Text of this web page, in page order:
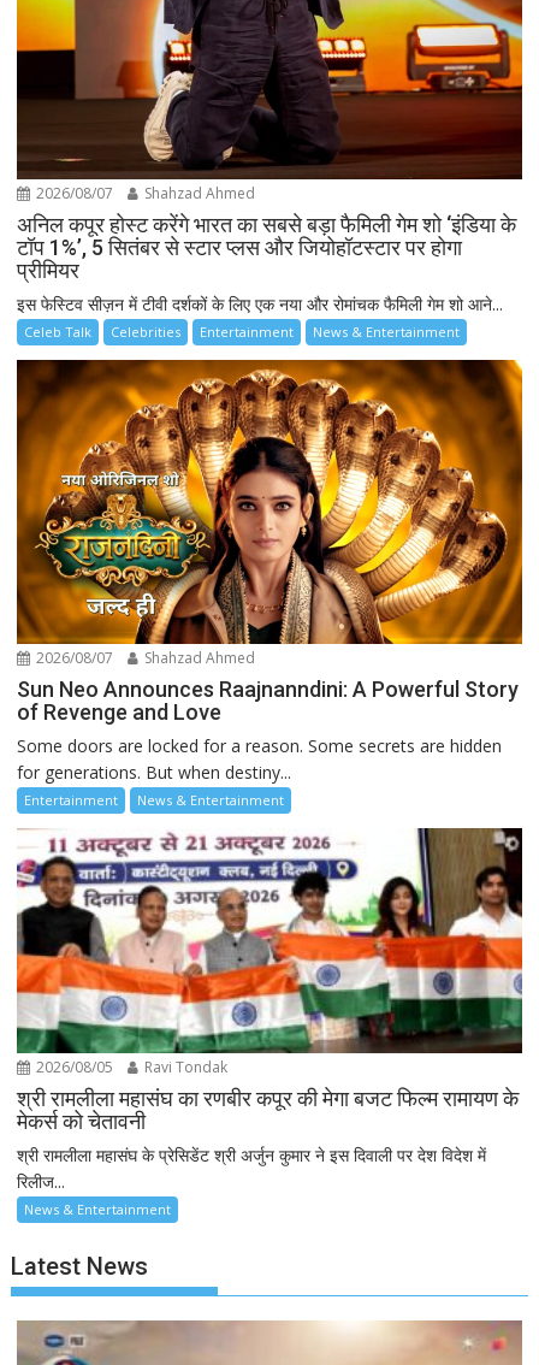
2026/08/07 Shahzad Ahmed
अनिल कपूर होस्ट करेंगे भारत का सबसे बड़ा फैमिली गेम शो ‘इंडिया के
टॉप 1%’, 5 सितंबर से स्टार प्लस और जियोहॉटस्टार पर होगा
प्रीमियर
इस फेस्टिव सीज़न में टीवी दर्शकों के लिए एक नया और रोमांचक फैमिली गेम शो आने...
Celeb Talk Celebrities Entertainment News & Entertainment
2026/08/07 Shahzad Ahmed
Sun Neo Announces Raajnanndini: A Powerful Story
of Revenge and Love
Some doors are locked for a reason. Some secrets are hidden
for generations. But when destiny...
Entertainment News & Entertainment
2026/08/05 Ravi Tondak
श्री रामलीला महासंघ का रणबीर कपूर की मेगा बजट फिल्म रामायण के
मेकर्स को चेतावनी
श्री रामलीला महासंघ के प्रेसिडेंट श्री अर्जुन कुमार ने इस दिवाली पर देश विदेश में
रिलीज...
News & Entertainment
Latest News